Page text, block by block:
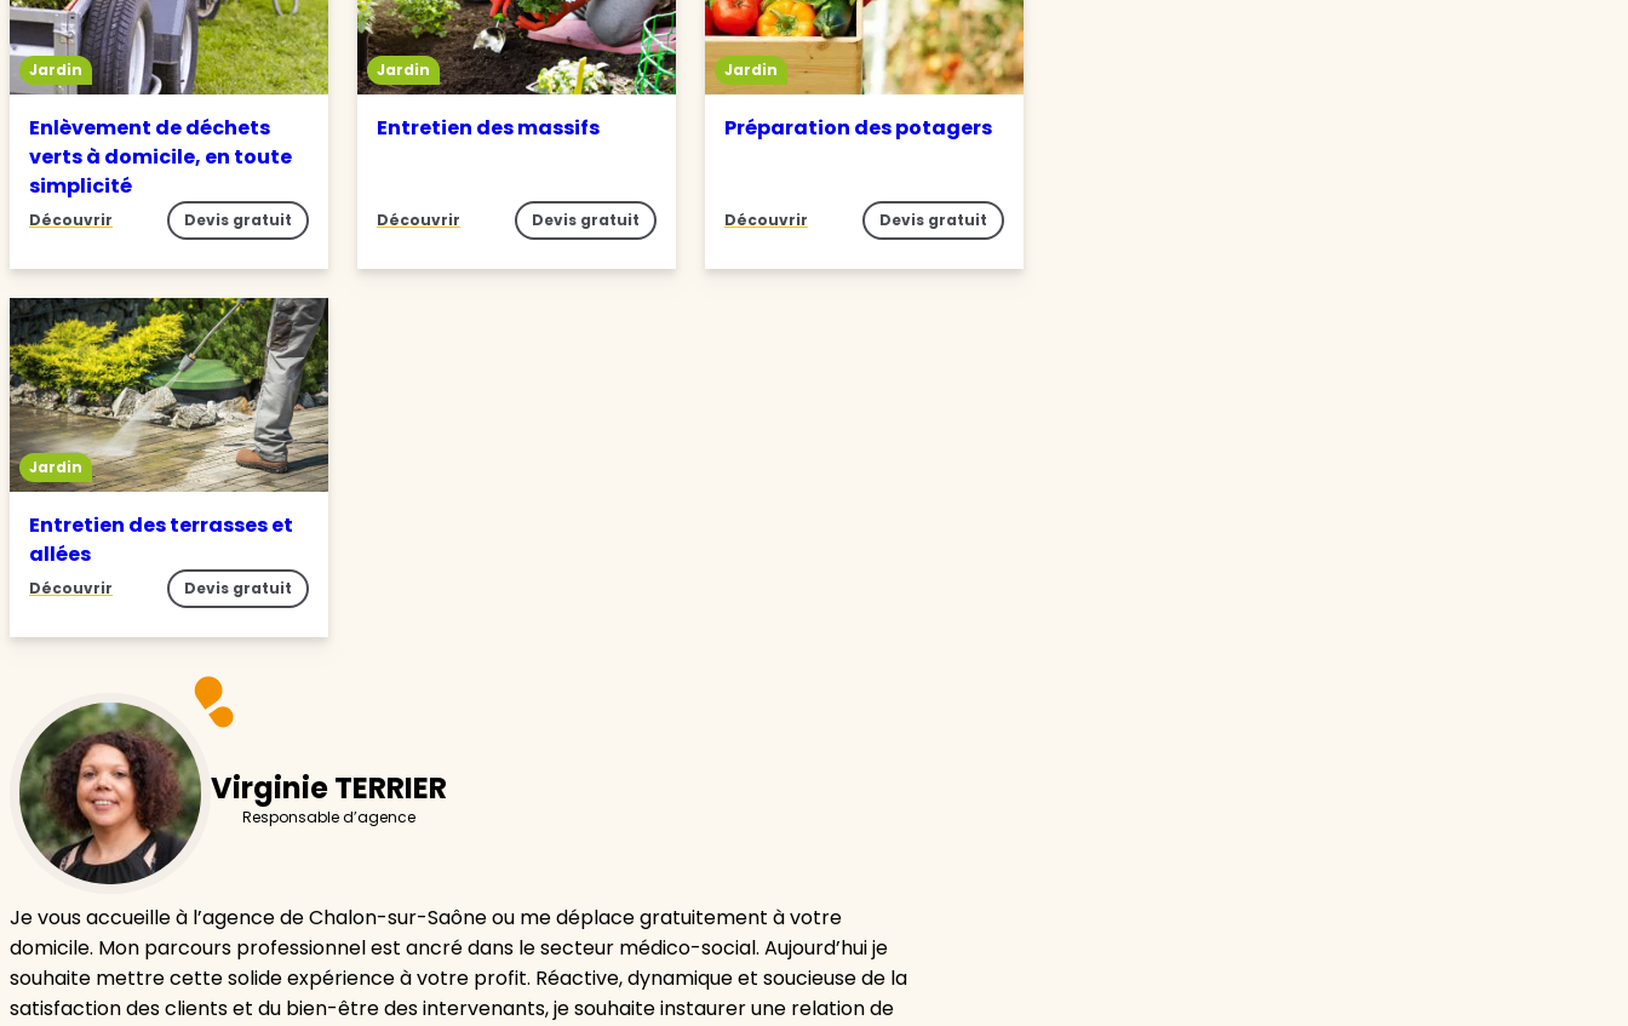
Jardin
Enlèvement de déchets
verts à domicile, en toute
simplicité
Découvrir Devis gratuit
Jardin
Entretien des massifs
Découvrir Devis gratuit
Jardin
Préparation des potagers
Découvrir Devis gratuit
Jardin
Entretien des terrasses et
allées
Découvrir Devis gratuit
Virginie TERRIER
Responsable d’agence
Je vous accueille à l’agence de Chalon-sur-Saône ou me déplace gratuitement à votre
domicile. Mon parcours professionnel est ancré dans le secteur médico-social. Aujourd’hui je
souhaite mettre cette solide expérience à votre profit. Réactive, dynamique et soucieuse de la
satisfaction des clients et du bien-être des intervenants, je souhaite instaurer une relation de